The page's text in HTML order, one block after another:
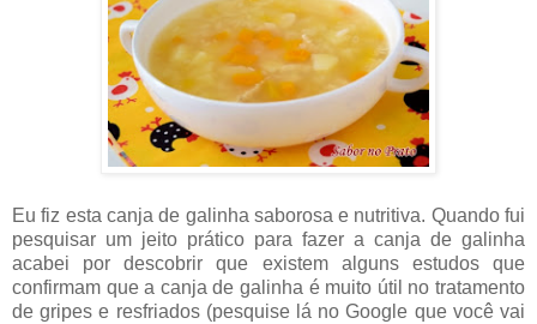
Eu fiz esta canja de galinha saborosa e nutritiva. Quando fui
pesquisar um jeito prático para fazer a canja de galinha
acabei por descobrir que existem alguns estudos que
confirmam que a canja de galinha é muito útil no tratamento
de gripes e resfriados (pesquise lá no Google que você vai